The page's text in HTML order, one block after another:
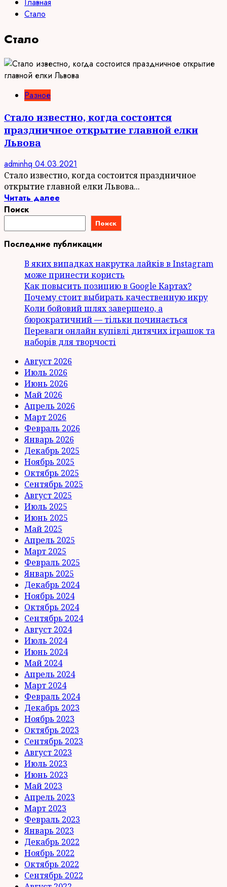
Стало
Стало
Разное
Стало известно, когда состоится
праздничное открытие главной елки
Львова
adminhq 04.03.2021
Стало известно, когда состоится праздничное
открытие главной елки Львова...
Читать далее
Поиск
Поиск
Последние публикации
В яких випадках накрутка лайків в Instagram
може принести користь
Как повысить позицию в Google Картах?
Почему стоит выбирать качественную икру
Коли бойовий шлях завершено, а
бюрократичний — тільки починається
Переваги онлайн купівлі дитячих іграшок та
наборів для творчості
Август 2026
Июль 2026
Июнь 2026
Май 2026
Апрель 2026
Март 2026
Февраль 2026
Январь 2026
Декабрь 2025
Ноябрь 2025
Октябрь 2025
Сентябрь 2025
Август 2025
Июль 2025
Июнь 2025
Май 2025
Апрель 2025
Март 2025
Февраль 2025
Январь 2025
Декабрь 2024
Ноябрь 2024
Октябрь 2024
Сентябрь 2024
Август 2024
Июль 2024
Июнь 2024
Май 2024
Апрель 2024
Март 2024
Февраль 2024
Декабрь 2023
Ноябрь 2023
Октябрь 2023
Сентябрь 2023
Август 2023
Июль 2023
Июнь 2023
Май 2023
Апрель 2023
Март 2023
Февраль 2023
Январь 2023
Декабрь 2022
Ноябрь 2022
Октябрь 2022
Сентябрь 2022